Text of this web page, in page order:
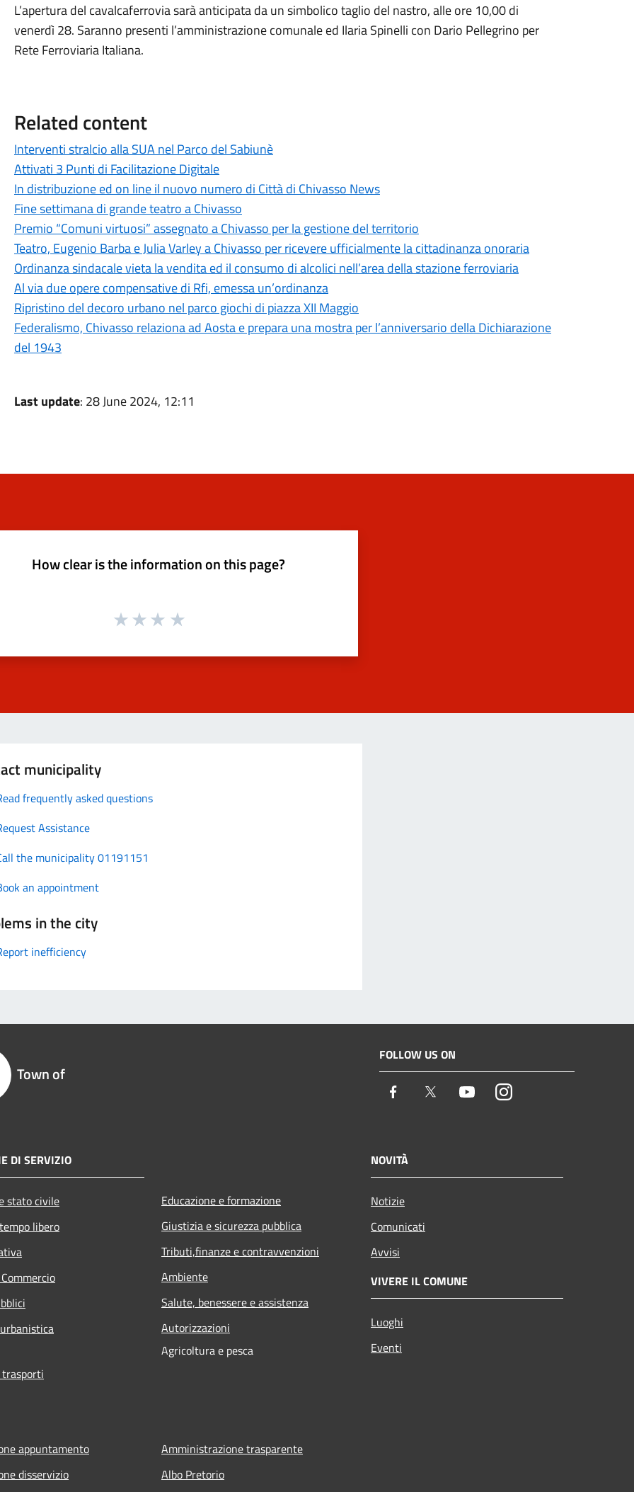
L’apertura del cavalcaferrovia sarà anticipata da un simbolico taglio del nastro, alle ore 10,00 di
venerdì 28. Saranno presenti l’amministrazione comunale ed Ilaria Spinelli con Dario Pellegrino per
Rete Ferroviaria Italiana.
Related content
Interventi stralcio alla SUA nel Parco del Sabiunè
Attivati 3 Punti di Facilitazione Digitale
In distribuzione ed on line il nuovo numero di Città di Chivasso News
Fine settimana di grande teatro a Chivasso
Premio “Comuni virtuosi” assegnato a Chivasso per la gestione del territorio
Teatro, Eugenio Barba e Julia Varley a Chivasso per ricevere ufficialmente la cittadinanza onoraria
Ordinanza sindacale vieta la vendita ed il consumo di alcolici nell’area della stazione ferroviaria
Al via due opere compensative di Rfi, emessa un’ordinanza
Ripristino del decoro urbano nel parco giochi di piazza XII Maggio
Federalismo, Chivasso relaziona ad Aosta e prepara una mostra per l’anniversario della Dichiarazione
del 1943
Last update: 28 June 2024, 12:11
How clear is the information on this page?
municipality
frequently asked questions
Assistance
the municipality 01191151
an appointment
in the city
inefficiency
Town of
FOLLOW US ON
Facebook Twitter YoutubeInstagram
DI SERVIZIO
stato civile
libero
Educazione e formazione
Giustizia e sicurezza pubblica
Tributi,finanze e contravvenzioni
Ambiente
Salute, benessere e assistenza
Autorizzazioni
Agricoltura e pesca
NOVITÀ
Notizie
Comunicati
Avvisi
VIVERE IL COMUNE
Luoghi
Eventi
appuntamento
disservizio
Amministrazione trasparente
Albo Pretorio